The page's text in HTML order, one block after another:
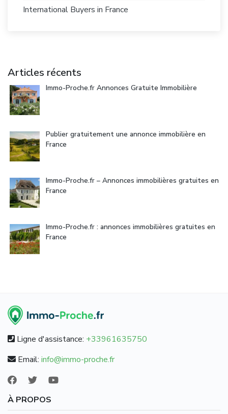
International Buyers in France
Articles récents
Immo-Proche.fr Annonces Gratuite Immobilière
Publier gratuitement une annonce immobilière en
France
Immo-Proche.fr – Annonces immobilières gratuites en
France
Immo-Proche.fr : annonces immobilières gratuites en
France
Ligne d'assistance: +33961635750
Email: info@immo-proche.fr
À PROPOS